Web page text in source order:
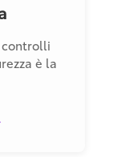
è la